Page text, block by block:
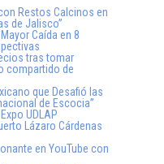
Restos Calcinos en
de Jalisco”
Caída en 8
tras tomar
compartido de
que Desafió las
de Escocia”
UDLAP
Lázaro Cárdenas
en YouTube con